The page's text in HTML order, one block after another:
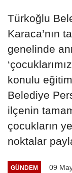
Türkoğlu
Karaca’nın
genelinde
konulu
Belediye
ilçenin
çocukların
noktalar
GÜNDEM 09